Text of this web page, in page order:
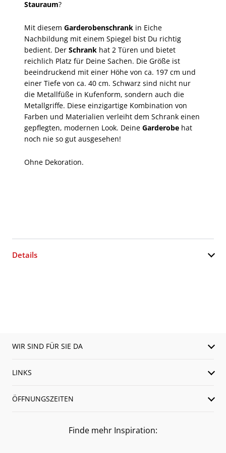
Stauraum?
Mit diesem Garderobenschrank in Eiche
Nachbildung mit einem Spiegel bist Du richtig
bedient. Der Schrank hat 2 Türen und bietet
reichlich Platz für Deine Sachen. Die Größe ist
beeindruckend mit einer Höhe von ca. 197 cm und
einer Tiefe von ca. 40 cm. Schwarz sind nicht nur
die Metallfüße in Kufenform, sondern auch die
Metallgriffe. Diese einzigartige Kombination von
Farben und Materialien verleiht dem Schrank einen
gepflegten, modernen Look. Deine Garderobe hat
noch nie so gut ausgesehen!
Ohne Dekoration.
Details
WIR SIND FÜR SIE DA
LINKS
ÖFFNUNGSZEITEN
Finde mehr Inspiration: